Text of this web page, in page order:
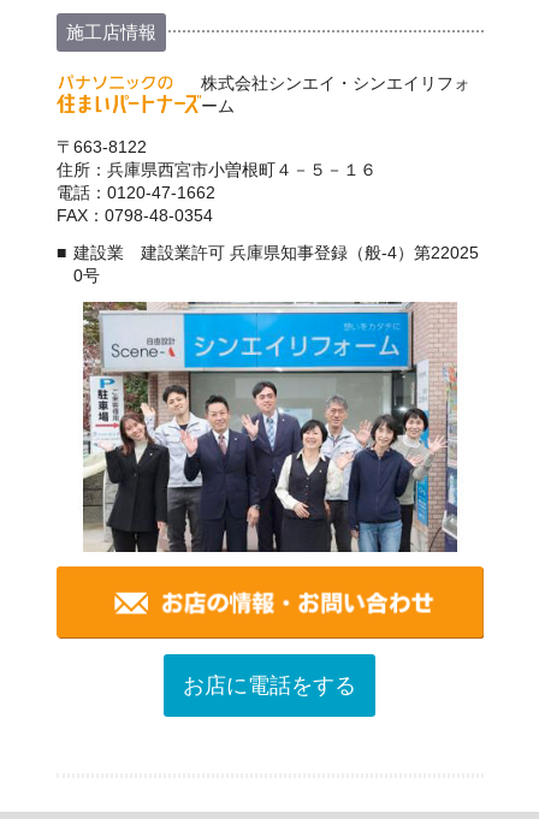
施工店情報
株式会社シンエイ・シンエイリフォ
ーム
〒663-8122
住所：兵庫県西宮市小曽根町４－５－１６
電話：0120-47-1662
FAX：0798-48-0354
建設業 建設業許可 兵庫県知事登録（般-4）第22025
0号
お店に電話をする